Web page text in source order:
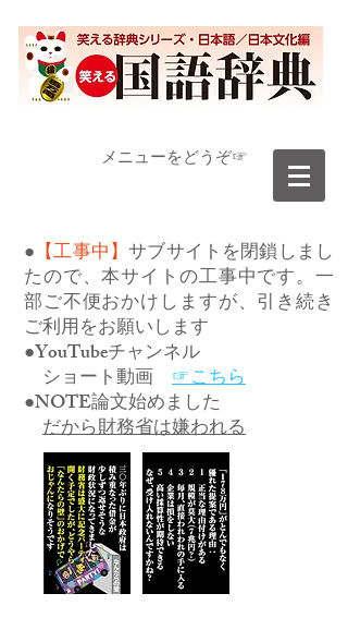
​メニューをどうぞ☞
● 【工事中】サブサイトを閉鎖しまし
たので、本サイトの工事中です。一
部ご不便おかけしますが、引き続き
ご利用をお願いします
●YouTubeチャンネル
ショート動画 ☞こちら
●NOTE論文始めました
だから財務省は嫌われる